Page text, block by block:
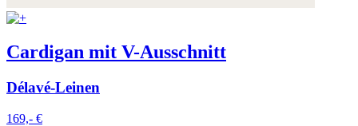
Cardigan mit V-Ausschnitt
Délavé-Leinen
169,- €